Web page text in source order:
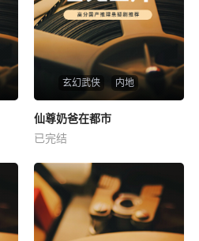
玄幻武侠 内地
仙尊奶爸在都市
未知
仙尊奶爸在都市
已完结